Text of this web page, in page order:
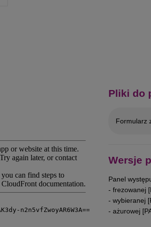
Pliki do
Formularz
Wersje
Panel
- frezowanej
- wybieranej
- ażurowej